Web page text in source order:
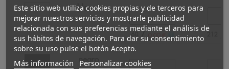
blanco
60 /
negro
Este sitio web utiliza cookies propias y de terceros para
mejorar nuestros servicios y mostrarle publicidad
relacionada con sus preferencias mediante el análisis de
sus hábitos de navegación. Para dar su consentimiento
sobre su uso pulse el botón Acepto.
Más información Personalizar cookies